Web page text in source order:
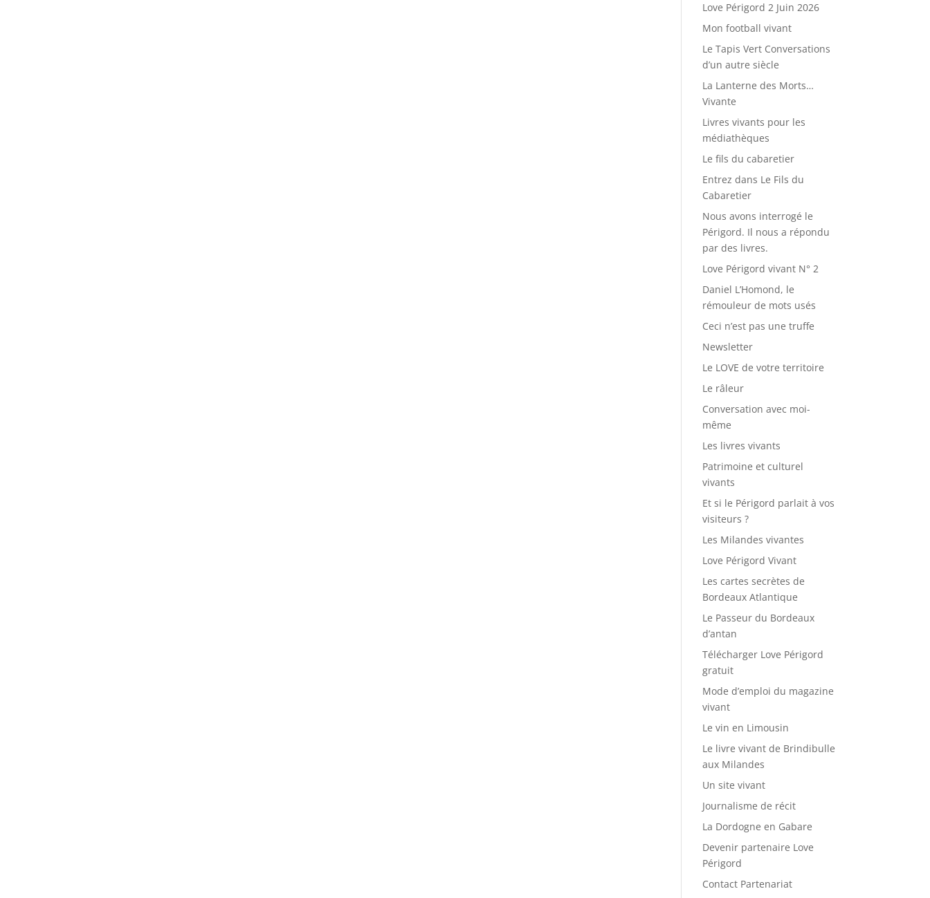
Love Périgord 2 Juin 2026
Mon football vivant
Le Tapis Vert Conversations
d’un autre siècle
La Lanterne des Morts…
Vivante
Livres vivants pour les
médiathèques
Le fils du cabaretier
Entrez dans Le Fils du
Cabaretier
Nous avons interrogé le
Périgord. Il nous a répondu
par des livres.
Love Périgord vivant N° 2
Daniel L’Homond, le
rémouleur de mots usés
Ceci n’est pas une truffe
Newsletter
Le LOVE de votre territoire
Le râleur
Conversation avec moi-
même
Les livres vivants
Patrimoine et culturel
vivants
Et si le Périgord parlait à vos
visiteurs ?
Les Milandes vivantes
Love Périgord Vivant
Les cartes secrètes de
Bordeaux Atlantique
Le Passeur du Bordeaux
d’antan
Télécharger Love Périgord
gratuit
Mode d’emploi du magazine
vivant
Le vin en Limousin
Le livre vivant de Brindibulle
aux Milandes
Un site vivant
Journalisme de récit
La Dordogne en Gabare
Devenir partenaire Love
Périgord
Contact Partenariat